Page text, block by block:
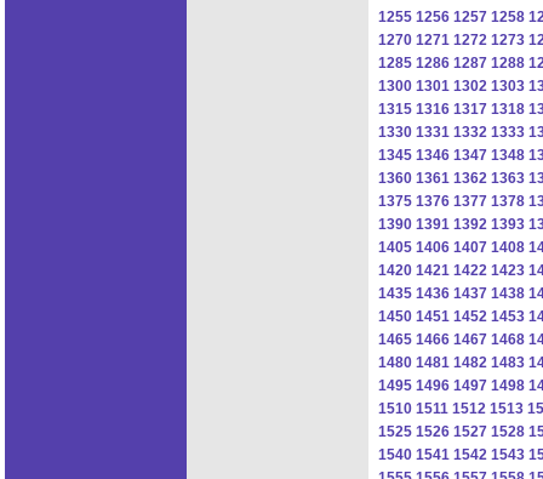
1255 1256 1257 1258
1270 1271 1272 1273
1285 1286 1287 1288
1300 1301 1302 1303
1315 1316 1317 1318
1330 1331 1332 1333
1345 1346 1347 1348
1360 1361 1362 1363
1375 1376 1377 1378
1390 1391 1392 1393
1405 1406 1407 1408
1420 1421 1422 1423
1435 1436 1437 1438
1450 1451 1452 1453
1465 1466 1467 1468
1480 1481 1482 1483
1495 1496 1497 1498
1510 1511 1512 1513
1525 1526 1527 1528
1540 1541 1542 1543